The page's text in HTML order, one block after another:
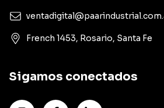
French 1453, Rosario, Santa Fe
Sigamos conectados